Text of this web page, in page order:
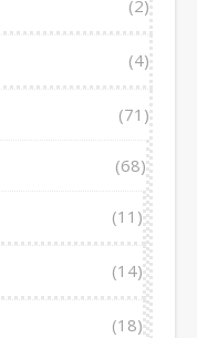
(2)
(4)
(71)
(68)
(11)
(14)
(18)